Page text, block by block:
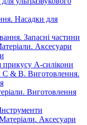
Насадки для
Запасні частини
Аксесуари
прикусу А-силікони
C & B. Виготовлення.
Виготовлення
Аксесуари